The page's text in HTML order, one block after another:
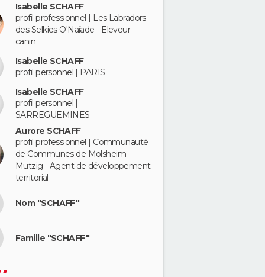
Isabelle SCHAFF
profil professionnel | Les Labradors
des Selkies O'Naïade - Eleveur
canin
Isabelle SCHAFF
profil personnel | PARIS
Isabelle SCHAFF
profil personnel |
SARREGUEMINES
Aurore SCHAFF
profil professionnel | Communauté
de Communes de Molsheim -
Mutzig - Agent de développement
territorial
Nom "SCHAFF"
Famille "SCHAFF"